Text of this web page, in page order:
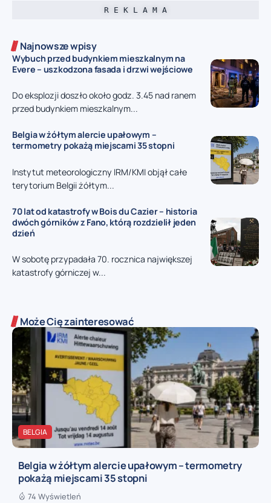
R E K L A M A
Najnowsze wpisy
Wybuch przed budynkiem mieszkalnym na
Evere – uszkodzona fasada i drzwi wejściowe
Do eksplozji doszło około godz. 3.45 nad ranem
przed budynkiem mieszkalnym...
Belgia w żółtym alercie upałowym –
termometry pokażą miejscami 35 stopni
Instytut meteorologiczny IRM/KMI objął całe
terytorium Belgii żółtym...
70 lat od katastrofy w Bois du Cazier – historia
dwóch górników z Fano, którą rozdzielił jeden
dzień
W sobotę przypadała 70. rocznica największej
katastrofy górniczej w...
Może Cię zainteresować
BELGIA
Belgia w żółtym alercie upałowym – termometry
pokażą miejscami 35 stopni
74 Wyświetleń